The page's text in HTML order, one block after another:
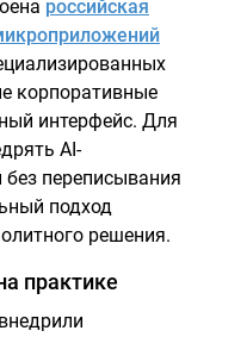
российская
корпоративные
интерфейс. Для
AI-
переписывания
подход
решения.
практике